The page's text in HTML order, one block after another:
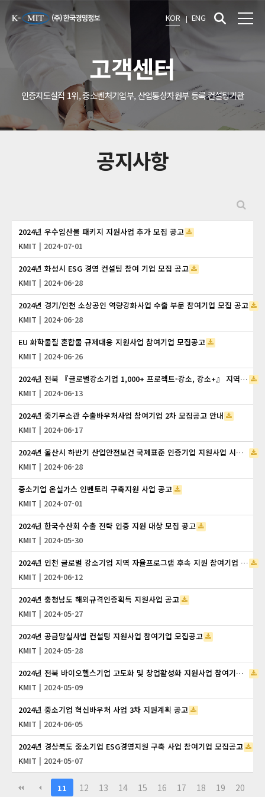
KOR ENG
고객센터
인증지도실적 1위, 중소벤처기업부, 산업통상자원부 등록 컨설팅기관
공지사항
2024년 우수임산물 패키지 지원사업 추가 모집 공고
KMIT | 2024-07-01
2024년 화성시 ESG 경영 컨설팅 참여 기업 모집 공고
KMIT | 2024-06-28
2024년 경기/인천 소상공인 역량강화사업 수출 부문 참여기업 모집 공고
KMIT | 2024-06-28
EU 화학물질 혼합물 규제대응 지원사업 참여기업 모집공고
KMIT | 2024-06-26
2024년 전북 『글로벌강소기업 1,000+ 프로젝트-강소, 강소+』 지역자율프로그램 참여기업 2차 모집공고 안내
KMIT | 2024-06-13
2024년 중기부소관 수출바우처사업 참여기업 2차 모집공고 안내
KMIT | 2024-06-17
2024년 울산시 하반기 산업안전보건 국제표준 인증기업 지원사업 시행 공고
KMIT | 2024-06-28
중소기업 온실가스 인벤토리 구축지원 사업 공고
KMIT | 2024-07-01
2024년 한국수산회 수출 전략 인증 지원 대상 모집 공고
KMIT | 2024-05-30
2024년 인천 글로벌 강소기업 지역 자율프로그램 후속 지원 참여기업 모집공고 2차 안내
KMIT | 2024-06-12
2024년 충청남도 해외규격인증획득 지원사업 공고
KMIT | 2024-05-27
2024년 공급망실사법 컨설팅 지원사업 참여기업 모집공고
KMIT | 2024-05-28
2024년 전북 바이오헬스기업 고도화 및 창업활성화 지원사업 참여기업 모집 공고
KMIT | 2024-05-09
2024년 중소기업 혁신바우처 사업 3차 지원계획 공고
KMIT | 2024-06-05
2024년 경상북도 중소기업 ESG경영지원 구축 사업 참여기업 모집공고
KMIT | 2024-05-07
11 12 13 14 15 16 17 18 19 20